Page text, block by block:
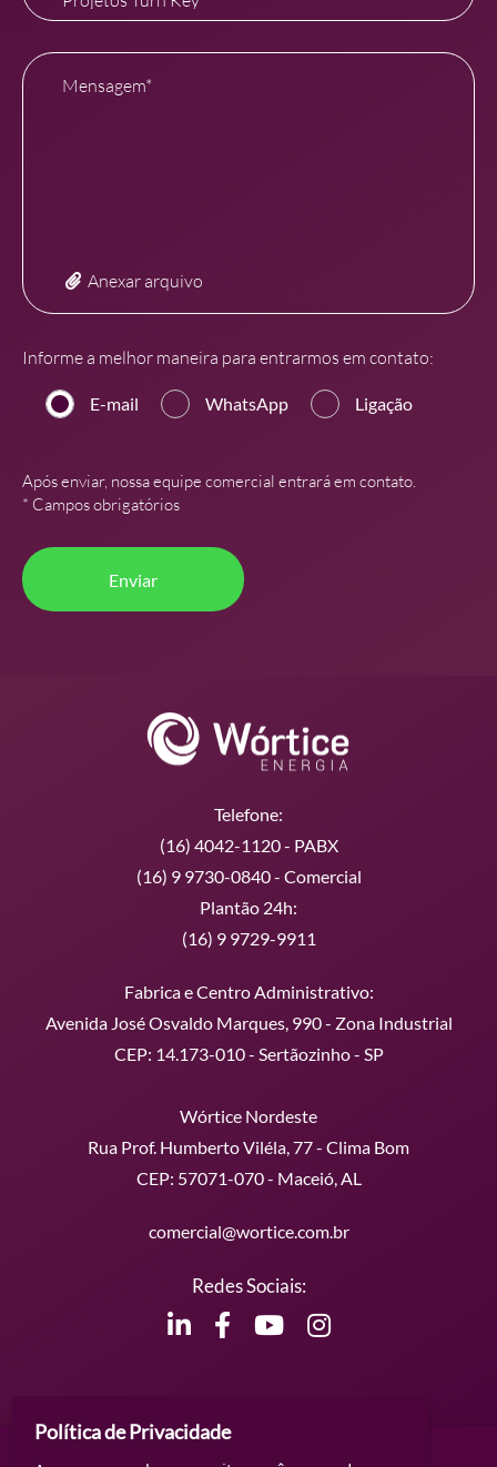
Telefone:
(16) 4042-1120 - PABX
(16) 9 9730-0840 - Comercial
Plantão 24h:
(16) 9 9729-9911
Fabrica e Centro Administrativo:
Avenida José Osvaldo Marques, 990 - Zona Industrial
CEP: 14.173-010 - Sertãozinho - SP
Wórtice Nordeste
Rua Prof. Humberto Viléla, 77 - Clima Bom
CEP: 57071-070 - Maceió, AL
comercial@wortice.com.br
Redes Sociais:
Mensagem*
Anexar arquivo
Informe a melhor maneira para entrarmos em contato:
E-mail WhatsApp Ligação
Após enviar, nossa equipe comercial entrará em contato.
* Campos obrigatórios
Conteúdos Extras
Política de Privacidade